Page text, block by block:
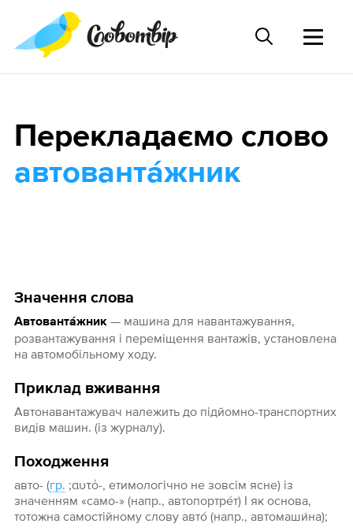
Значення слова
Автованта́жник— машина для навантажування,
розвантажування і переміщення вантажів, установлена
на автомобільному ходу.
Приклад вживання
Автонавантажувач належить до підйомно-транспортних
видів машин. (із журналу).
Походження
авто- (гр. ;αυτό-, етимологічно не зовсім ясне) із
значенням «само-» (напр., автопортре́т) І як основа,
тотожна самостійному слову авто́ (напр., автомаши́на);
Перекладаємо слово
автованта́жник